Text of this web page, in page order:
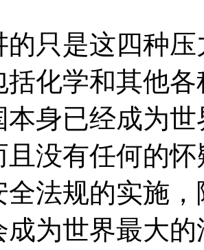
的只是这四种
括化学和其他
本身已经成为
且没有任何的
全法规的实施
成为世界最大